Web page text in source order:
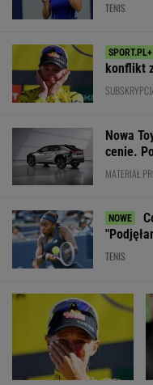
TENIS
konflikt
Nowa
cenie.
MATERIAŁ
TENIS